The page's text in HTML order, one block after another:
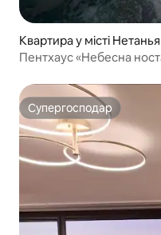
Квартира у місті Нетанья
Пентхаус «Небесна
Супергосподар
Супергосподар